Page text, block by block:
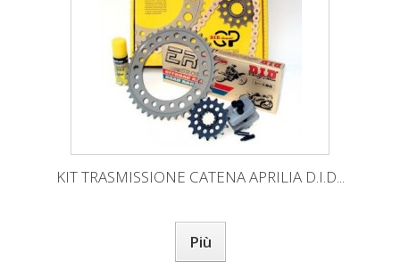
KIT TRASMISSIONE CATENA APRILIA D.I.D...
Più